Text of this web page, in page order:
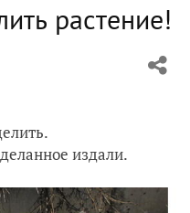
растение!
издали.